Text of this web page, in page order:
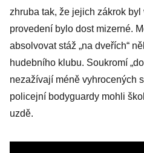
zhruba tak, že jejich zákrok
provedení bylo dost mizerné.
absolvovat stáž „na dveřích“
hudebního klubu. Soukromí
nezažívají méně vyhrocených
policejní bodyguardy mohli
uzdě.